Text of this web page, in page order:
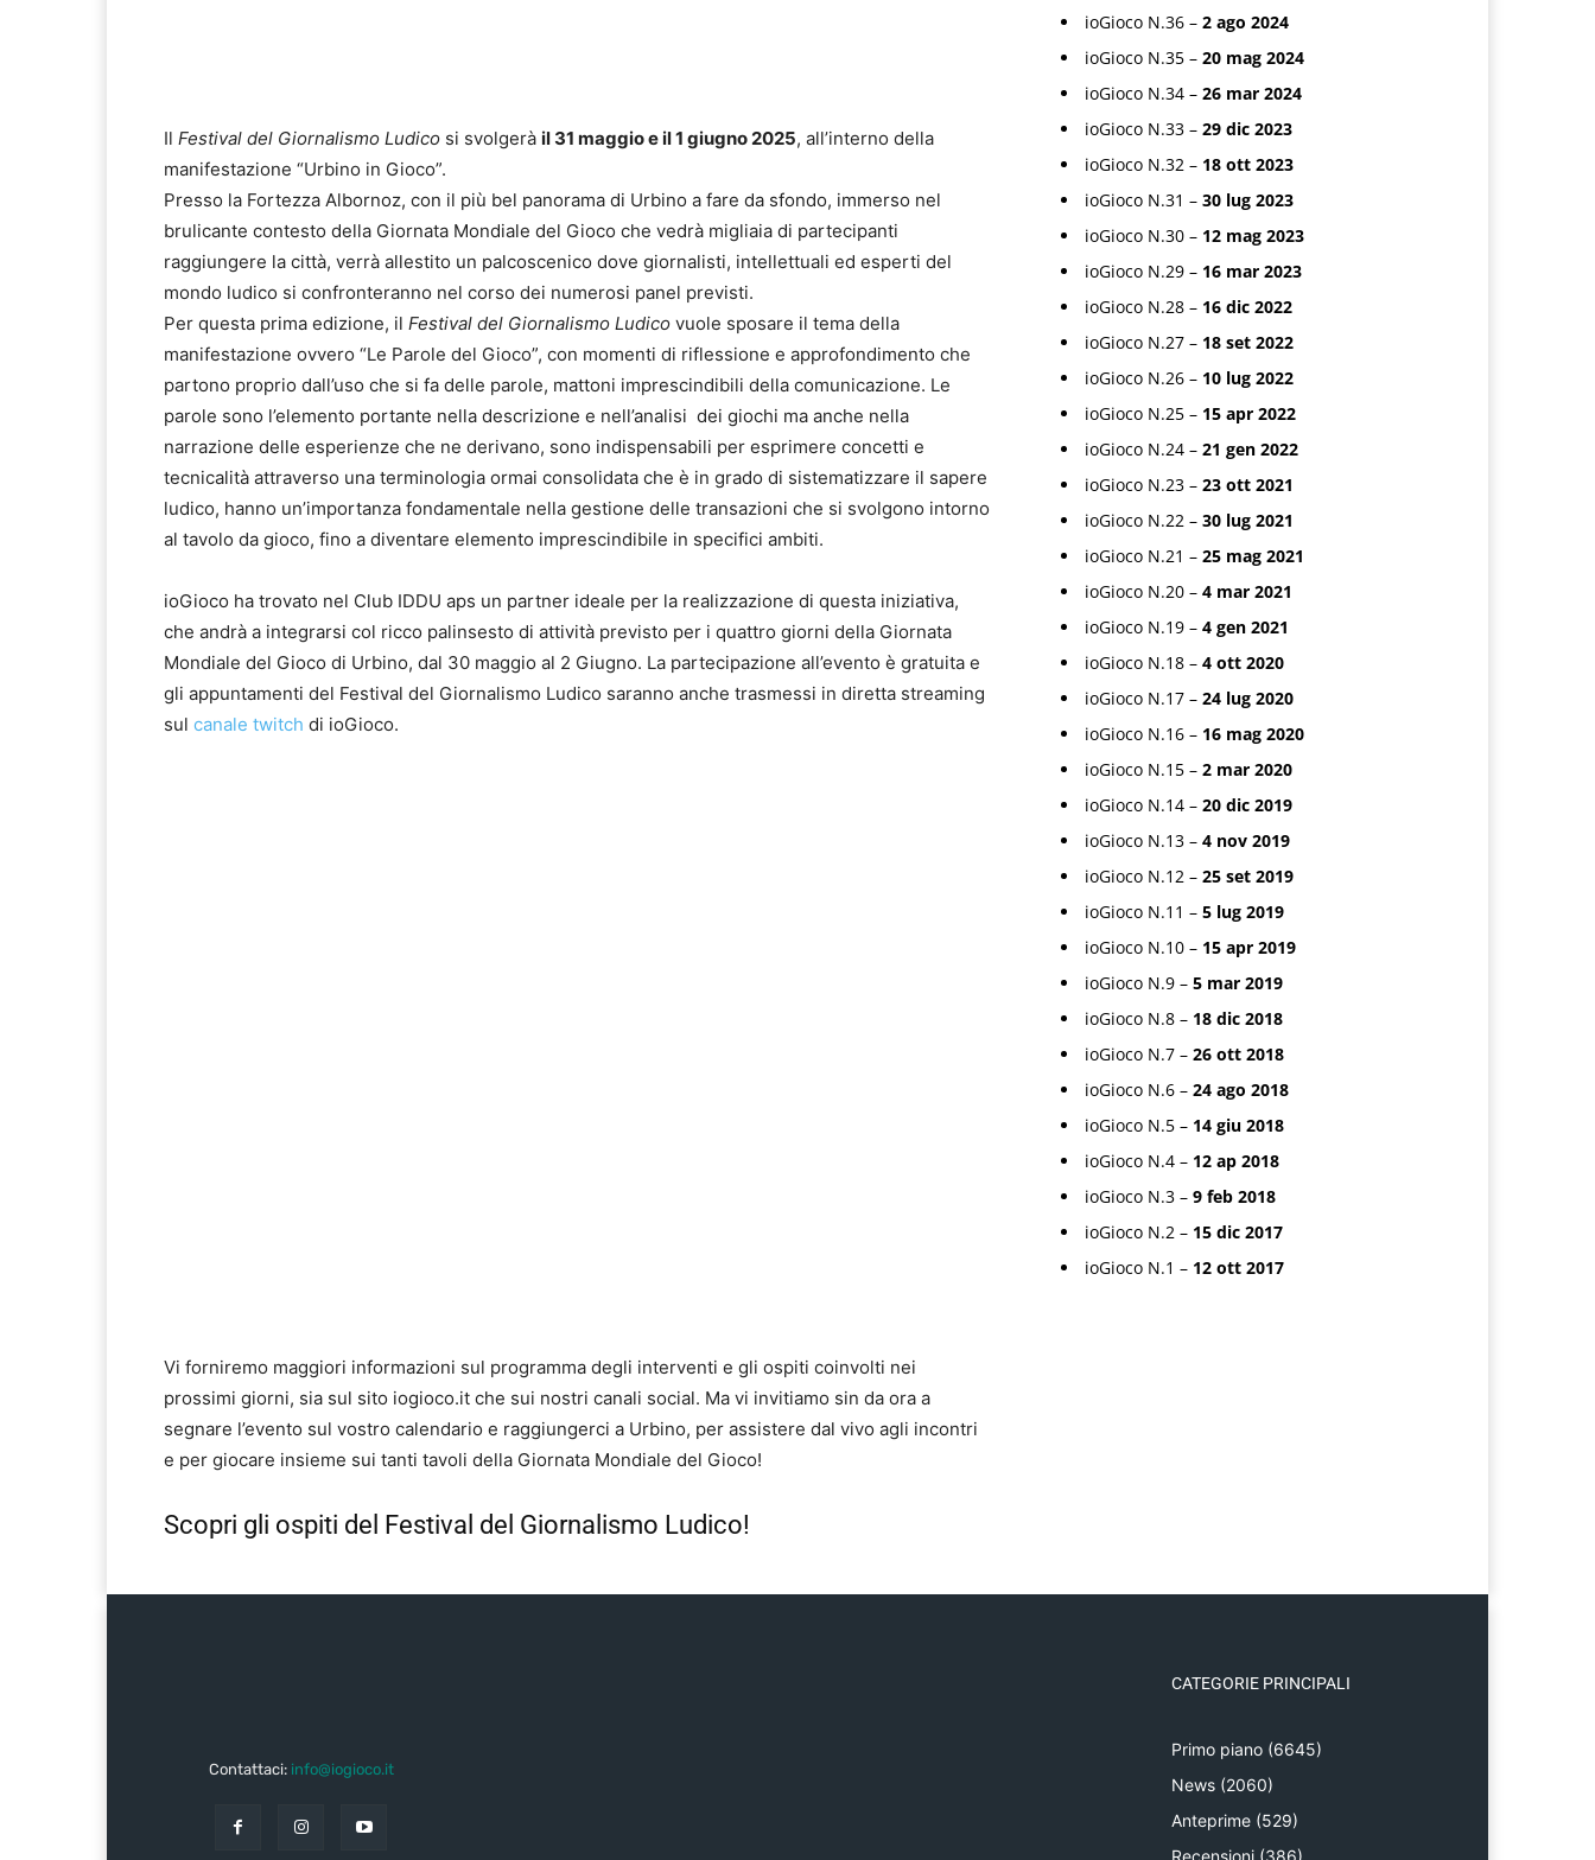
Il Festival del Giornalismo Ludico si svolgerà il 31 maggio e il 1 giugno 2025, all’interno della
manifestazione “Urbino in Gioco”.
Presso la Fortezza Albornoz, con il più bel panorama di Urbino a fare da sfondo, immerso nel
brulicante contesto della Giornata Mondiale del Gioco che vedrà migliaia di partecipanti
raggiungere la città, verrà allestito un palcoscenico dove giornalisti, intellettuali ed esperti del
mondo ludico si confronteranno nel corso dei numerosi panel previsti.
Per questa prima edizione, il Festival del Giornalismo Ludico vuole sposare il tema della
manifestazione ovvero “Le Parole del Gioco”, con momenti di riflessione e approfondimento che
partono proprio dall’uso che si fa delle parole, mattoni imprescindibili della comunicazione. Le
parole sono l’elemento portante nella descrizione e nell’analisi dei giochi ma anche nella
narrazione delle esperienze che ne derivano, sono indispensabili per esprimere concetti e
tecnicalità attraverso una terminologia ormai consolidata che è in grado di sistematizzare il sapere
ludico, hanno un’importanza fondamentale nella gestione delle transazioni che si svolgono intorno
al tavolo da gioco, fino a diventare elemento imprescindibile in specifici ambiti.
ioGioco ha trovato nel Club IDDU aps un partner ideale per la realizzazione di questa iniziativa,
che andrà a integrarsi col ricco palinsesto di attività previsto per i quattro giorni della Giornata
Mondiale del Gioco di Urbino, dal 30 maggio al 2 Giugno. La partecipazione all’evento è gratuita e
gli appuntamenti del Festival del Giornalismo Ludico saranno anche trasmessi in diretta streaming
sul canale twitch di ioGioco.
Vi forniremo maggiori informazioni sul programma degli interventi e gli ospiti coinvolti nei
prossimi giorni, sia sul sito iogioco.it che sui nostri canali social. Ma vi invitiamo sin da ora a
segnare l’evento sul vostro calendario e raggiungerci a Urbino, per assistere dal vivo agli incontri
e per giocare insieme sui tanti tavoli della Giornata Mondiale del Gioco!
Scopri gli ospiti del Festival del Giornalismo Ludico!
ioGioco N.36 – 2 ago 2024
ioGioco N.35 – 20 mag 2024
ioGioco N.34 – 26 mar 2024
ioGioco N.33 – 29 dic 2023
ioGioco N.32 – 18 ott 2023
ioGioco N.31 – 30 lug 2023
ioGioco N.30 – 12 mag 2023
ioGioco N.29 – 16 mar 2023
ioGioco N.28 – 16 dic 2022
ioGioco N.27 – 18 set 2022
ioGioco N.26 – 10 lug 2022
ioGioco N.25 – 15 apr 2022
ioGioco N.24 – 21 gen 2022
ioGioco N.23 – 23 ott 2021
ioGioco N.22 – 30 lug 2021
ioGioco N.21 – 25 mag 2021
ioGioco N.20 – 4 mar 2021
ioGioco N.19 – 4 gen 2021
ioGioco N.18 – 4 ott 2020
ioGioco N.17 – 24 lug 2020
ioGioco N.16 – 16 mag 2020
ioGioco N.15 – 2 mar 2020
ioGioco N.14 – 20 dic 2019
ioGioco N.13 – 4 nov 2019
ioGioco N.12 – 25 set 2019
ioGioco N.11 – 5 lug 2019
ioGioco N.10 – 15 apr 2019
ioGioco N.9 – 5 mar 2019
ioGioco N.8 – 18 dic 2018
ioGioco N.7 – 26 ott 2018
ioGioco N.6 – 24 ago 2018
ioGioco N.5 – 14 giu 2018
ioGioco N.4 – 12 ap 2018
ioGioco N.3 – 9 feb 2018
ioGioco N.2 – 15 dic 2017
ioGioco N.1 – 12 ott 2017
Contattaci: info@iogioco.it
CATEGORIE PRINCIPALI
Primo piano (6645)
News (2060)
Anteprime (529)
Recensioni (386)